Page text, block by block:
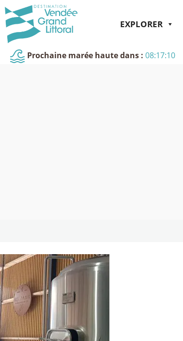
EXPLORER
Prochaine marée haute dans : 08:17:10